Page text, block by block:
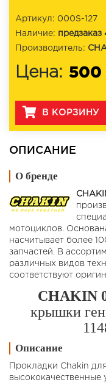
Артикул: 000S-127
Наличие: предзаказ
Производитель:
Цена: 500
В КОРЗИНУ
ОПИСАНИЕ
О бренде
мотоциклов.
насчитывает более
запчастей. В
различных видов
соответствуют
CHAKIN
крышки
Описание
Прокладки Chakin
высококачественные